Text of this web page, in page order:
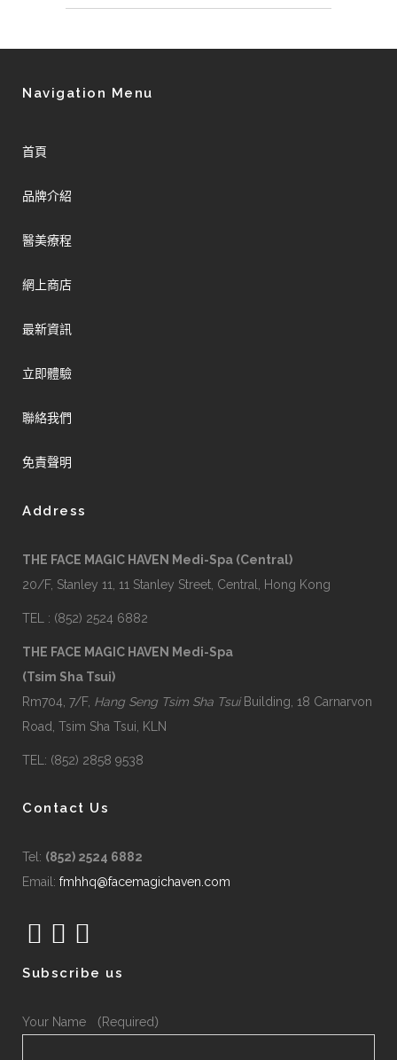
Navigation Menu
首頁
品牌介紹
醫美療程
網上商店
最新資訊
立即體驗
聯絡我們
免責聲明
Address
THE FACE MAGIC HAVEN Medi-Spa (Central)
20/F, Stanley 11, 11 Stanley Street, Central, Hong Kong
TEL : (852) 2524 6882
THE FACE MAGIC HAVEN Medi-Spa
(Tsim Sha Tsui)
Rm704, 7/F, Hang Seng Tsim Sha TsuiBuilding, 18 Carnarvon
Road, Tsim Sha Tsui, KLN
TEL: (852) 2858 9538
Contact Us
Tel: (852) 2524 6882
Email: fmhhq@facemagichaven.com
Subscribe us
Your Name （Required）